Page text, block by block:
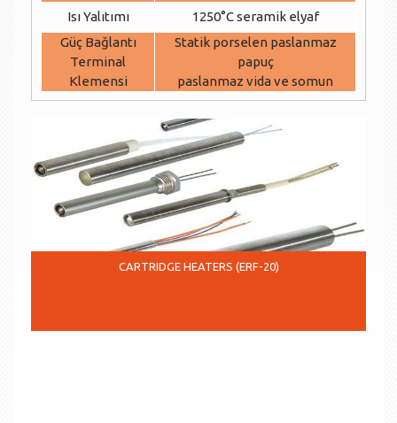
Isı Yalıtımı
1250°C seramik elyaf
Güç Bağlantı
Terminal
Klemensi
Statik porselen paslanmaz
papuç
paslanmaz vida ve somun
CARTRIDGE HEATERS (ERF-20)